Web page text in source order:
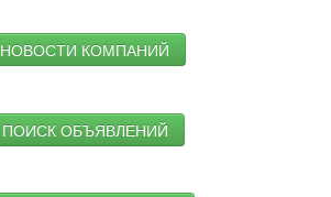
НОВОСТИ КОМПАНИЙ
ПОИСК ОБЪЯВЛЕНИЙ